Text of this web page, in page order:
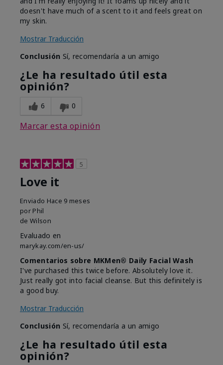
doesn't have much of a scent to it and feels great on
my skin.
Mostrar Traducción
Conclusión Sí, recomendaría a un amigo
¿Le ha resultado útil esta
opinión?
6 0
Marcar esta opinión
5
Love it
Enviado Hace 9 meses
por Phil
de Wilson
Evaluado en
marykay.com/en-us/
Comentarios sobre MKMen® Daily Facial Wash
I've purchased this twice before. Absolutely love it.
Just really got into facial cleanse. But this definitely is
a good buy.
Mostrar Traducción
Conclusión Sí, recomendaría a un amigo
¿Le ha resultado útil esta
opinión?